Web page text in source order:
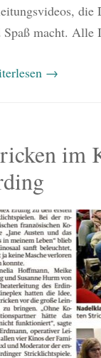
die
Spaß macht. Alle
→
im